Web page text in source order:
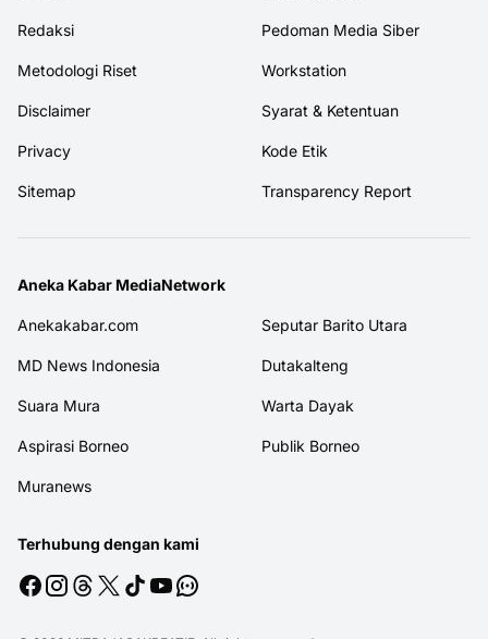
Redaksi Pedoman Media Siber
Metodologi Riset Workstation
Disclaimer Syarat & Ketentuan
Privacy Kode Etik
Sitemap Transparency Report
Aneka Kabar MediaNetwork
Anekakabar.com Seputar Barito Utara
MD News Indonesia Dutakalteng
Suara Mura Warta Dayak
Aspirasi Borneo Publik Borneo
Muranews
Terhubung dengan kami